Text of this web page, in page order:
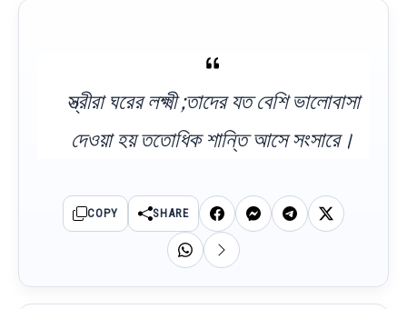
স্ত্রীরা ঘরের লক্ষ্মী ;তাদের যত বেশি ভালোবাসা
দেওয়া হয় ততোধিক শান্তি আসে সংসারে।
COPY SHARE